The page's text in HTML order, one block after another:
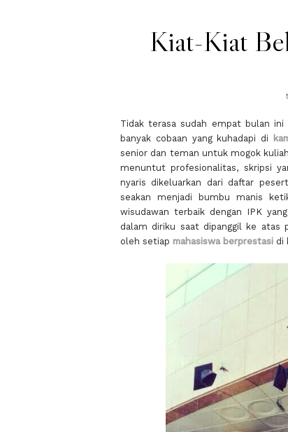
Kiat-Kiat
Tidak terasa sudah empat bulan ini
banyak cobaan yang kuhadapi di
senior dan teman untuk mogok
menuntut profesionalitas, skripsi
nyaris dikeluarkan dari daftar
seakan menjadi bumbu manis
wisudawan terbaik dengan IPK
dalam diriku saat dipanggil ke atas
oleh setiap mahasiswa berprestasi di